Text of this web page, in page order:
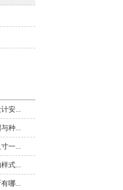
安...
种...
一...
式...
哪...